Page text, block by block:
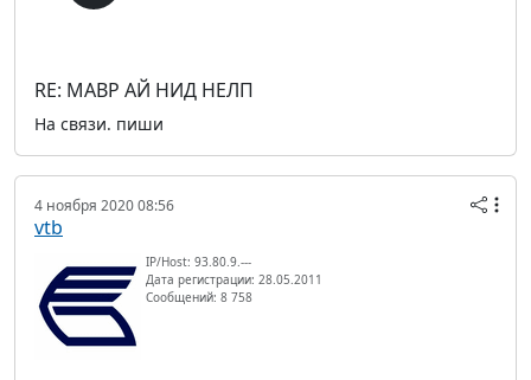
RE: МАВР АЙ НИД НЕЛП
На связи. пиши
4 ноября 2020 08:56
vtb
IP/Host: 93.80.9.---
Дата регистрации: 28.05.2011
Сообщений: 8 758